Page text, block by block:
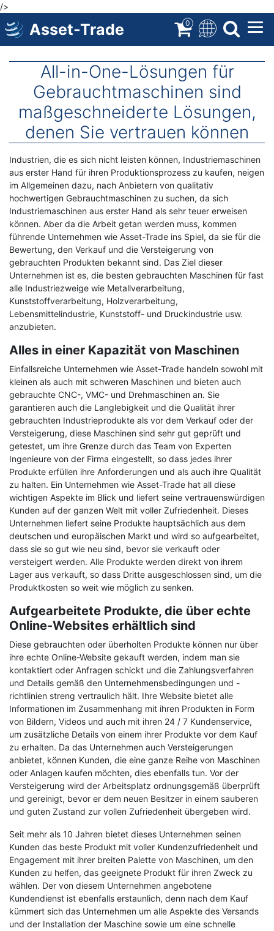
/>
zum
InhaltAsset-Trade 0
All-in-One-Lösungen für
Gebrauchtmaschinen sind
maßgeschneiderte Lösungen,
denen Sie vertrauen können
Body
Industrien, die es sich nicht leisten können, Industriemaschinen
aus erster Hand für ihren Produktionsprozess zu kaufen, neigen
im Allgemeinen dazu, nach Anbietern von qualitativ
hochwertigen Gebrauchtmaschinen zu suchen, da sich
Industriemaschinen aus erster Hand als sehr teuer erweisen
können. Aber da die Arbeit getan werden muss, kommen
führende Unternehmen wie Asset-Trade ins Spiel, da sie für die
Bewertung, den Verkauf und die Versteigerung von
gebrauchten Produkten bekannt sind. Das Ziel dieser
Unternehmen ist es, die besten gebrauchten Maschinen für fast
alle Industriezweige wie Metallverarbeitung,
Kunststoffverarbeitung, Holzverarbeitung,
Lebensmittelindustrie, Kunststoff- und Druckindustrie usw.
anzubieten.
Alles in einer Kapazität von Maschinen
Einfallsreiche Unternehmen wie Asset-Trade handeln sowohl mit
kleinen als auch mit schweren Maschinen und bieten auch
gebrauchte CNC-, VMC- und Drehmaschinen an. Sie
garantieren auch die Langlebigkeit und die Qualität ihrer
gebrauchten Industrieprodukte als vor dem Verkauf oder der
Versteigerung, diese Maschinen sind sehr gut geprüft und
getestet, um ihre Grenze durch das Team von Experten
Ingenieure von der Firma eingestellt, so dass jedes ihrer
Produkte erfüllen ihre Anforderungen und als auch ihre Qualität
zu halten. Ein Unternehmen wie Asset-Trade hat all diese
wichtigen Aspekte im Blick und liefert seine vertrauenswürdigen
Kunden auf der ganzen Welt mit voller Zufriedenheit. Dieses
Unternehmen liefert seine Produkte hauptsächlich aus dem
deutschen und europäischen Markt und wird so aufgearbeitet,
dass sie so gut wie neu sind, bevor sie verkauft oder
versteigert werden. Alle Produkte werden direkt von ihrem
Lager aus verkauft, so dass Dritte ausgeschlossen sind, um die
Produktkosten so weit wie möglich zu senken.
Aufgearbeitete Produkte, die über echte
Online-Websites erhältlich sind
Diese gebrauchten oder überholten Produkte können nur über
ihre echte Online-Website gekauft werden, indem man sie
kontaktiert oder Anfragen schickt und die Zahlungsverfahren
und Details gemäß den Unternehmensbedingungen und -
richtlinien streng vertraulich hält. Ihre Website bietet alle
Informationen im Zusammenhang mit ihren Produkten in Form
von Bildern, Videos und auch mit ihren 24 / 7 Kundenservice,
um zusätzliche Details von einem ihrer Produkte vor dem Kauf
zu erhalten. Da das Unternehmen auch Versteigerungen
anbietet, können Kunden, die eine ganze Reihe von Maschinen
oder Anlagen kaufen möchten, dies ebenfalls tun. Vor der
Versteigerung wird der Arbeitsplatz ordnungsgemäß überprüft
und gereinigt, bevor er dem neuen Besitzer in einem sauberen
und guten Zustand zur vollen Zufriedenheit übergeben wird.
Seit mehr als 10 Jahren bietet dieses Unternehmen seinen
Kunden das beste Produkt mit voller Kundenzufriedenheit und
Engagement mit ihrer breiten Palette von Maschinen, um den
Kunden zu helfen, das geeignete Produkt für ihren Zweck zu
wählen. Der von diesem Unternehmen angebotene
Kundendienst ist ebenfalls erstaunlich, denn nach dem Kauf
kümmert sich das Unternehmen um alle Aspekte des Versands
und der Installation der Maschine sowie um eine schnelle